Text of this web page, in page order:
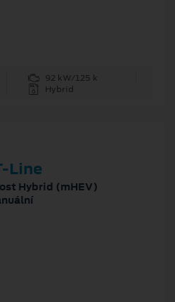
92 kW/125 k
Hybrid
Line
Hybrid (mHEV)